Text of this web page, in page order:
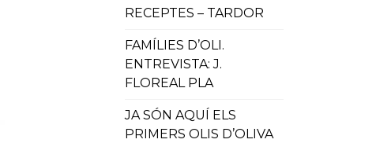
RECEPTES – TARDOR
FAMÍLIES D’OLI.
ENTREVISTA: J.
FLOREAL PLA
JA SÓN AQUÍ ELS
PRIMERS OLIS D’OLIVA